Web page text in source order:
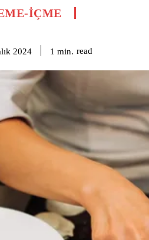
İÇME
2024 1 min. read